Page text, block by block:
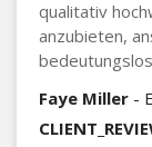
qualitativ
anzubieten,
Faye Miller -